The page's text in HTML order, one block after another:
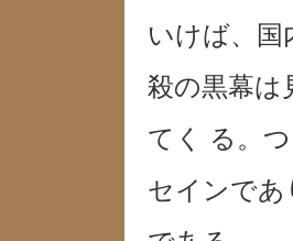
いけば、国
殺の黒幕は
てく る。
セインであ